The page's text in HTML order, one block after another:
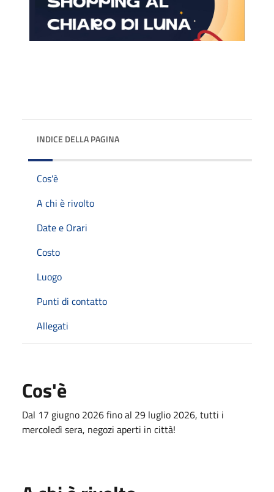
INDICE DELLA PAGINA
Cos'è
A chi è rivolto
Date e Orari
Costo
Luogo
Punti di contatto
Allegati
Cos'è
Dal 17 giugno 2026 fino al 29 luglio 2026, tutti i
mercoledì sera, negozi aperti in città!